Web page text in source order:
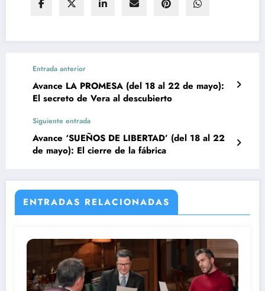
Entrada anterior
Avance LA PROMESA (del 18 al 22 de mayo):
El secreto de Vera al descubierto
Siguiente entrada
Avance ‘SUEÑOS DE LIBERTAD’ (del 18 al 22
de mayo): El cierre de la fábrica
ENTRADAS RELACIONADAS